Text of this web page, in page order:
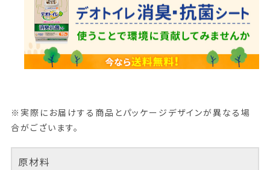
※実際にお届けする商品とパッケージデザインが異なる場
合がございます。
原材料